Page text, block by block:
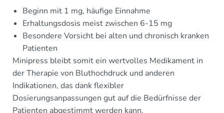
Beginn mit 1 mg, häufige Einnahme
Erhaltungsdosis meist zwischen 6-15 mg
Besondere Vorsicht bei alten und chronisch kranken
Patienten
Minipress bleibt somit ein wertvolles Medikament in
der Therapie von Bluthochdruck und anderen
Indikationen, das dank flexibler
Dosierungsanpassungen gut auf die Bedürfnisse der
Patienten abgestimmt werden kann.